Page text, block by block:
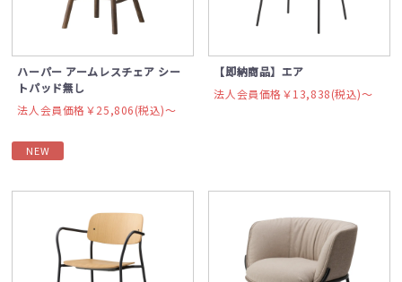
ハーパー アームレスチェア シー
トパッド無し
法人会員価格￥25,806(税込)〜
NEW
【即納商品】エア
法人会員価格￥13,838(税込)〜